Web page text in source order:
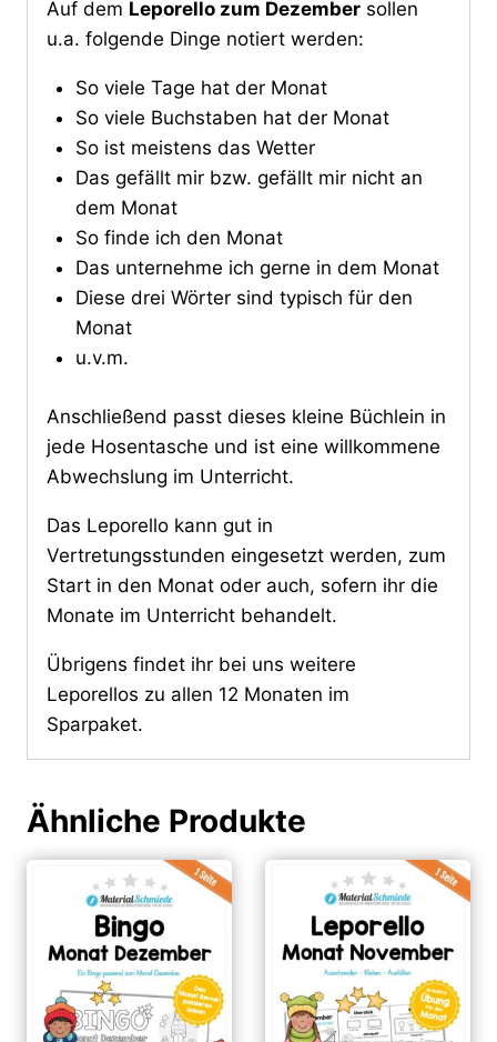
Auf dem Leporello zum Dezember sollen
u.a. folgende Dinge notiert werden:
So viele Tage hat der Monat
So viele Buchstaben hat der Monat
So ist meistens das Wetter
Das gefällt mir bzw. gefällt mir nicht an
dem Monat
So finde ich den Monat
Das unternehme ich gerne in dem Monat
Diese drei Wörter sind typisch für den
Monat
u.v.m.
Anschließend passt dieses kleine Büchlein in
jede Hosentasche und ist eine willkommene
Abwechslung im Unterricht.
Das Leporello kann gut in
Vertretungsstunden eingesetzt werden, zum
Start in den Monat oder auch, sofern ihr die
Monate im Unterricht behandelt.
Übrigens findet ihr bei uns weitere
Leporellos zu allen 12 Monaten im
Sparpaket.
Ähnliche Produkte